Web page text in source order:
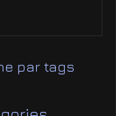
par tags